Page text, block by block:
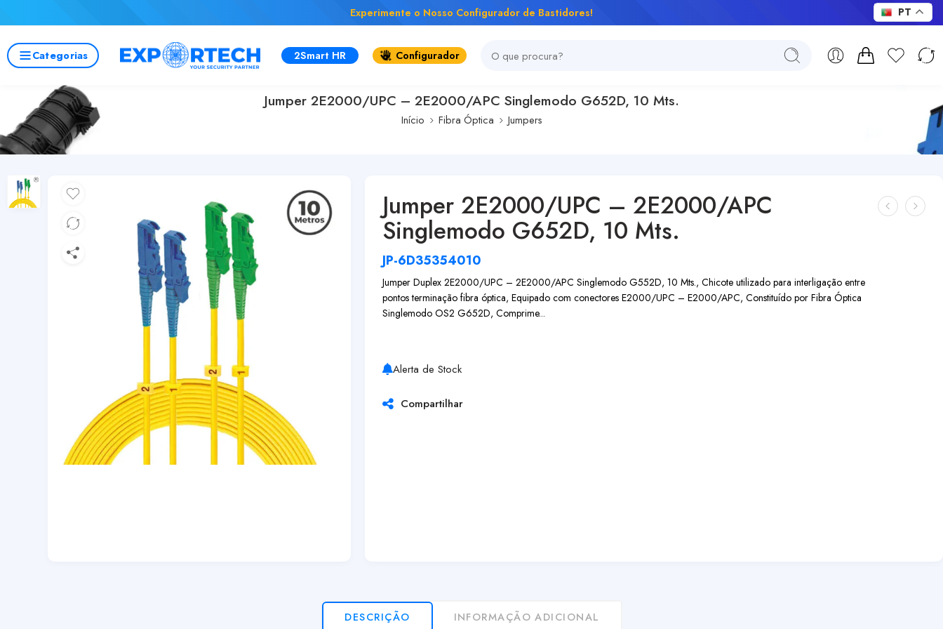
Experimente o Nosso Configurador de Bastidores!
Categorias 2Smart HR Configurador
Jumper 2E2000/UPC – 2E2000/APC Singlemodo G652D, 10 Mts.
Início Fibra Óptica Jumpers
Jumper 2E2000/UPC – 2E2000/APC
Singlemodo G652D, 10 Mts.
JP-6D35354010
Jumper Duplex 2E2000/UPC – 2E2000/APC Singlemodo G552D, 10 Mts., Chicote utilizado para interligação entre
pontos terminação fibra óptica, Equipado com conectores E2000/UPC – E2000/APC, Constituído por Fibra Óptica
Singlemodo OS2 G652D, Comprime...
Alerta de Stock
Compartilhar
DESCRIÇÃO INFORMAÇÃO ADICIONAL
PT